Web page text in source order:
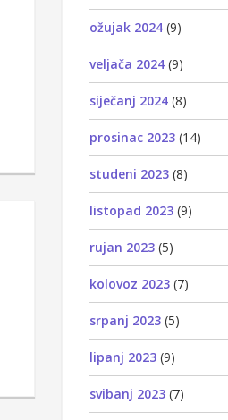
ožujak 2024 (9)
veljača 2024 (9)
siječanj 2024 (8)
prosinac 2023 (14)
studeni 2023 (8)
listopad 2023 (9)
rujan 2023 (5)
kolovoz 2023 (7)
srpanj 2023 (5)
lipanj 2023 (9)
svibanj 2023 (7)